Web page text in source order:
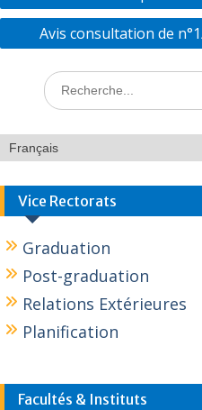
o
k
n
Avis consultation de
Vice Rectorats
Graduation
Post-graduation
Relations Extérieures
Planification
Facultés & Instituts